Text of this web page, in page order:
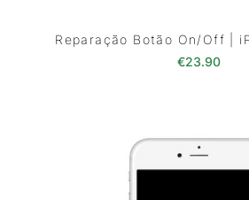
Reparação Botão On/Off |
€23.90